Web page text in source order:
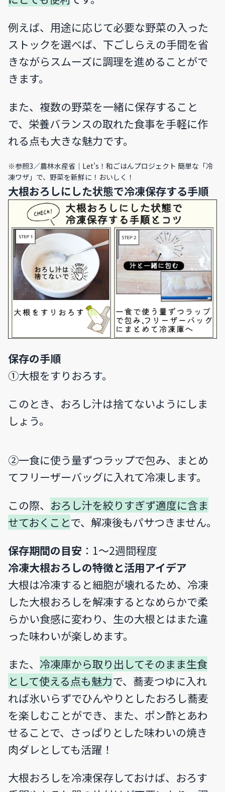
例えば、用途に応じて必要な野菜の入った
ストックを選べば、下ごしらえの手間を省
きながらスムーズに調理を進めることがで
きます。
また、複数の野菜を一緒に保存すること
で、栄養バランスの取れた食事を手軽に作
れる点も大きな魅力です。
※参照3／農林水産省｜Let's！和ごはんプロジェクト 簡単な「冷
凍ワザ」で、野菜を新鮮に！おいしく！
大根おろしにした状態で冷凍保存する手順
保存の手順
①大根をすりおろす。
このとき、おろし汁は捨てないようにしま
しょう。
②一食に使う量ずつラップで包み、まとめ
てフリーザーバッグに入れて冷凍します。
この際、 おろし汁を絞りすぎず適度に含ま
せておくことで、解凍後もパサつきません。
保存期間の目安 ：1～2週間程度
冷凍大根おろしの特徴と活用アイデア
大根は冷凍すると細胞が壊れるため、冷凍
した大根おろしを解凍するとなめらかで柔
らかい食感に変わり、生の大根とはまた違
った味わいが楽しめます。
また、 冷凍庫から取り出してそのまま生食
として使える点も魅力で、蕎麦つゆに入れ
れば氷いらずでひんやりとしたおろし蕎麦
を楽しむことができ、また、ポン酢とあわ
せることで、さっぱりとした味わいの焼き
肉ダレとしても活躍！
大根おろしを冷凍保存しておけば、おろす